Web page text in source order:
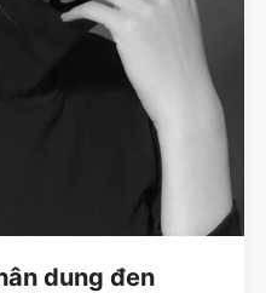
dung đen